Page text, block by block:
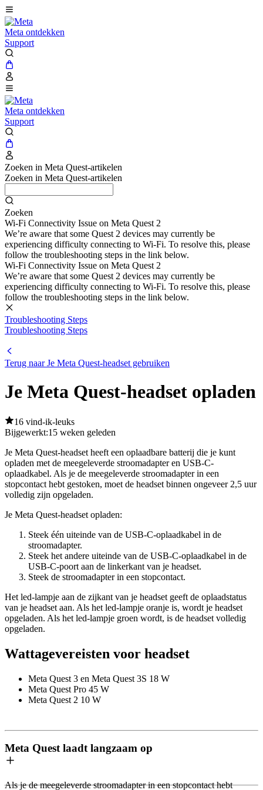
Meta ontdekken
Support
Meta ontdekken
Support
Zoeken in Meta Quest-artikelen
Zoeken in Meta Quest-artikelen
Zoeken
Wi-Fi Connectivity Issue on Meta Quest 2
We’re aware that some Quest 2 devices may currently be
experiencing difficulty connecting to Wi-Fi. To resolve this, please
follow the troubleshooting steps in the link below.
Wi-Fi Connectivity Issue on Meta Quest 2
We’re aware that some Quest 2 devices may currently be
experiencing difficulty connecting to Wi-Fi. To resolve this, please
follow the troubleshooting steps in the link below.
Troubleshooting Steps
Troubleshooting Steps
Terug naar Je Meta Quest-headset gebruiken
Je Meta Quest-headset opladen
16 vind-ik-leuks
Bijgewerkt:15 weken geleden
Je Meta Quest-headset heeft een oplaadbare batterij die je kunt
opladen met de meegeleverde stroomadapter en USB-C-
oplaadkabel. Als je de meegeleverde stroomadapter in een
stopcontact hebt gestoken, moet de headset binnen ongeveer 2,5 uur
volledig zijn opgeladen.
Je Meta Quest-headset opladen:
Steek één uiteinde van de USB-C-oplaadkabel in de
stroomadapter.
Steek het andere uiteinde van de USB-C-oplaadkabel in de
USB-C-poort aan de linkerkant van je headset.
Steek de stroomadapter in een stopcontact.
Het led-lampje aan de zijkant van je headset geeft de oplaadstatus
van je headset aan. Als het led-lampje oranje is, wordt je headset
opgeladen. Als het led-lampje groen wordt, is de headset volledig
opgeladen.
Wattagevereisten voor headset
Meta Quest 3 en Meta Quest 3S 18 W
Meta Quest Pro 45 W
Meta Quest 2 10 W
Meta Quest laadt langzaam op
Als je de meegeleverde stroomadapter in een stopcontact hebt